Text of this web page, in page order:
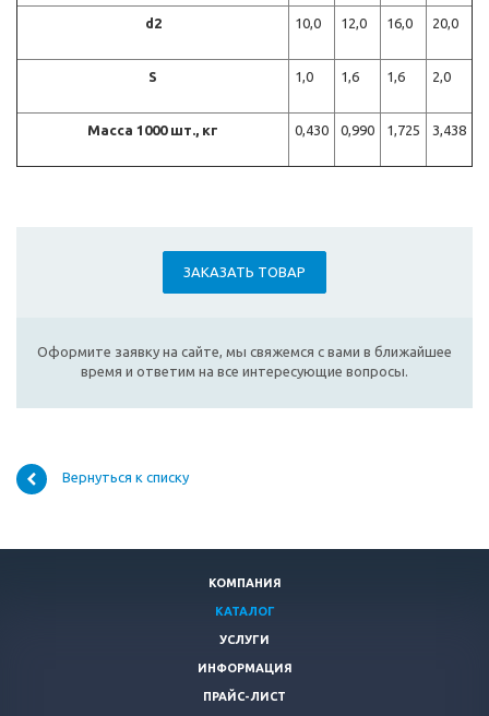
d2 10,0 12,0 16,0 20,0
S 1,0 1,6 1,6 2,0
Масса 1000 шт., кг 0,430 0,990 1,725 3,438
ЗАКАЗАТЬ ТОВАР
Оформите заявку на сайте, мы свяжемся с вами в ближайшее
время и ответим на все интересующие вопросы.
Вернуться к списку
КОМПАНИЯ
КАТАЛОГ
УСЛУГИ
ИНФОРМАЦИЯ
ПРАЙС-ЛИСТ